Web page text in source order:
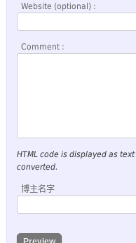
Website (optional) :
Comment :
HTML code is displayed as
converted.
博主名字